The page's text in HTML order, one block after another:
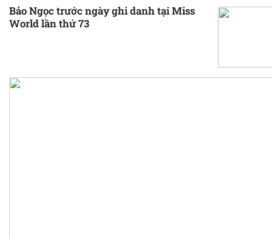
Bảo Ngọc trước ngày ghi danh tại Miss
World lần thứ 73